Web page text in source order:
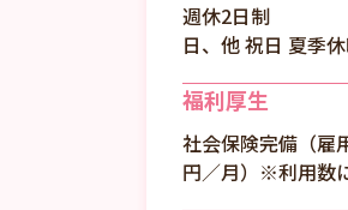
週休2日制
日、他 祝日 夏季
福利厚生
社会保険完備（雇
円／月）※利用数